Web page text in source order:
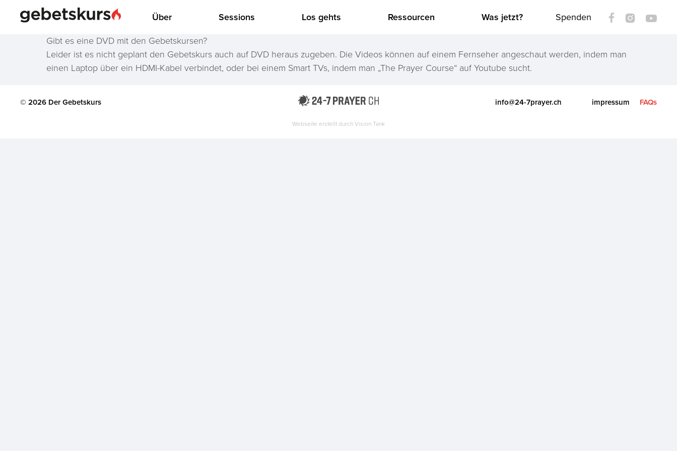
Über Sessions Los gehts Ressourcen Was jetzt? Spenden
Gibt es eine DVD mit den Gebetskursen?
Leider ist es nicht geplant den Gebetskurs auch auf DVD heraus zugeben. Die Videos können auf einem Fernseher angeschaut werden, indem man
einen Laptop über ein HDMI-Kabel verbindet, oder bei einem Smart TVs, indem man „The Prayer Course“ auf Youtube sucht.
© 2026 Der Gebetskurs info@24-7prayer.ch impressum FAQs
Webseite erstellt durch Vision Tank